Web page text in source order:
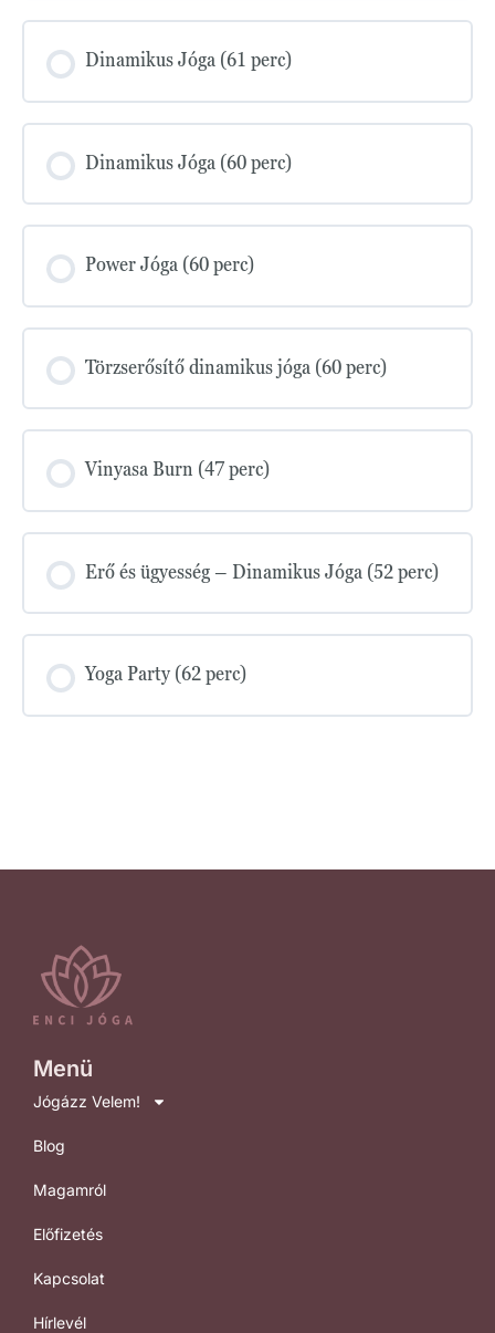
Dinamikus Jóga (61 perc)
Dinamikus Jóga (60 perc)
Power Jóga (60 perc)
Törzserősítő dinamikus jóga (60 perc)
Vinyasa Burn (47 perc)
Erő és ügyesség – Dinamikus Jóga (52 perc)
Yoga Party (62 perc)
Menü
Jógázz Velem!
Blog
Magamról
Előfizetés
Kapcsolat
Hírlevél